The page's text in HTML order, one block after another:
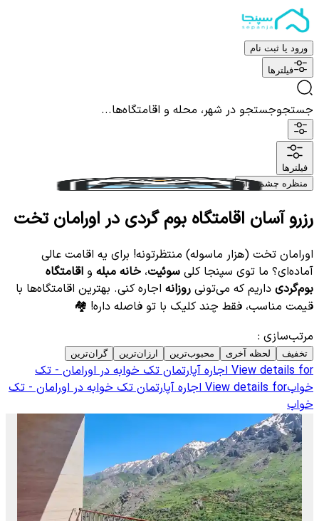
ورود یا ثبت نام
فیلترها
جستجوجستجو در شهر، محله و اقامتگاه‌ها...
فیلترها
منظره چشم نواز
رزرو آسان اقامتگاه بوم گردی در اورامان تخت
اورامان تخت (هزار ماسوله) منتظرتونه! برای یه اقامت عالی
آماده‌ای؟ ما توی سپنجا کلی سوئیت، خانه مبله و اقامتگاه
بوم‌گردی داریم که می‌تونی روزانه اجاره کنی. بهترین اقامتگاه‌ها با
قیمت مناسب، فقط چند کلیک با تو فاصله داره! 🏘️
مرتب‌سازی :
تخفیف لحظه آخری محبوب‌ترین ارزان‌ترین گران‌ترین
View details for اجاره آپارتمان تک خوابه در اورامان - تک
خوابView details for اجاره آپارتمان تک خوابه در اورامان - تک
خواب